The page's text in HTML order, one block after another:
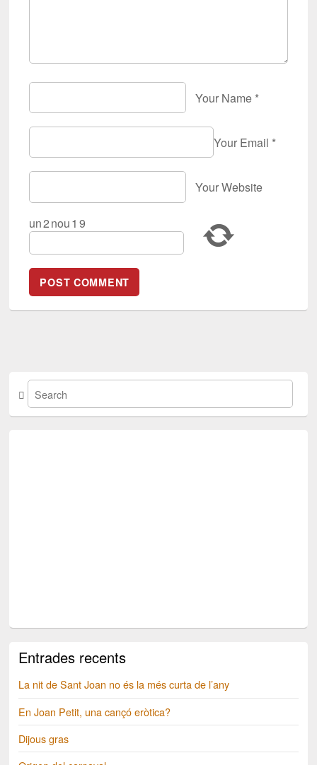
Your Name *
Your Email *
Your Website
un2nou1 9
Entrades recents
La nit de Sant Joan no és la més curta de l’any
En Joan Petit, una cançó eròtica?
Dijous gras